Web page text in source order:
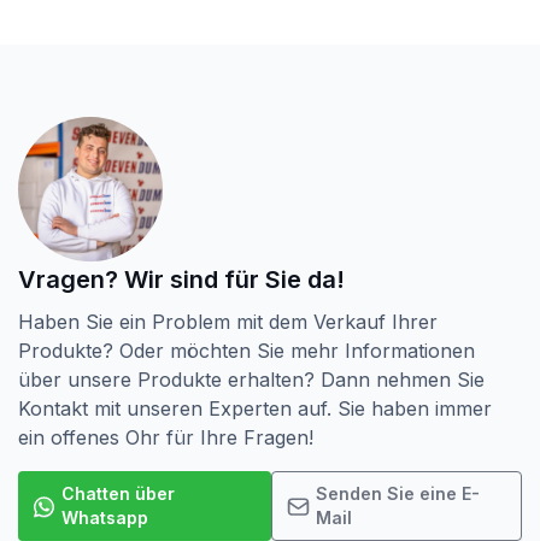
Vragen? Wir sind für Sie da!
Haben Sie ein Problem mit dem Verkauf Ihrer
Produkte? Oder möchten Sie mehr Informationen
über unsere Produkte erhalten? Dann nehmen Sie
Kontakt mit unseren Experten auf. Sie haben immer
ein offenes Ohr für Ihre Fragen!
Chatten über
Whatsapp
Senden Sie eine E-
Mail